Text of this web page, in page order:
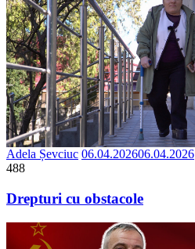
Adela Șevciuc 06.04.202606.04.2026
488
Drepturi cu obstacole